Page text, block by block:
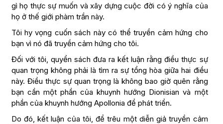
gì họ thực sự muốn và xây dựng cuộc đời có ý nghĩa của
họ ở thế giới phàm trần này.
Tôi hy vọng cuốn sách này có thể truyền cảm hứng cho
bạn vì nó đã truyền cảm hứng cho tôi.
Đối với tôi, quyển sách đưa ra kết luận rằng điều thực sự
quan trọng không phải là tìm ra sự tổng hòa giữa hai điều
này. Điều thực sự quan trọng là không bao giờ quên rằng
bạn cần một phần của khuynh hướng Dionisian và một
phần của khuynh hướng Apollonia để phát triển.
Do đó, kết luận của tôi, để trêu một diễn giả truyền cảm